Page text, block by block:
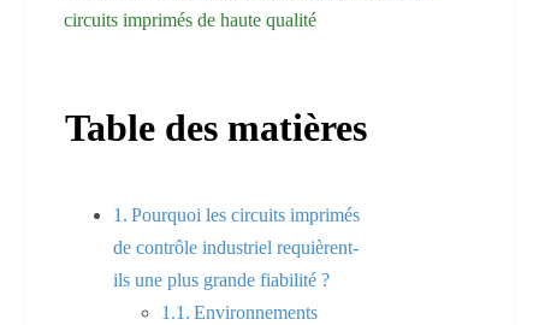
circuits imprimés de haute qualité
Table des matières
Pourquoi les circuits imprimés
de contrôle industriel requièrent-
ils une plus grande fiabilité ?
Environnements